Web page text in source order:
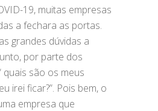
19, muitas empresas
a fechara as portas.
grandes dúvidas a
por parte dos
quais são os meus
irei ficar?”. Pois bem, o
empresa que